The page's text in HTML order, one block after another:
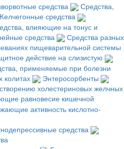
средства
Средства,
средства
влияющие на тонус и
средства
Средства разных
пищеварительной системы
действие на слизистую
применяемые при болезни
колитах
Энтеросорбенты
холестериновых желчных
равновесие кишечной
активность кислотно-
средства